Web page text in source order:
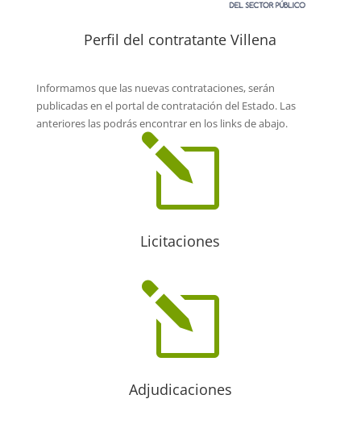
Perfil del contratante Villena
Informamos que las nuevas contrataciones, serán
publicadas en el portal de contratación del Estado. Las
anteriores las podrás encontrar en los links de abajo.
l
Licitaciones
l
Adjudicaciones